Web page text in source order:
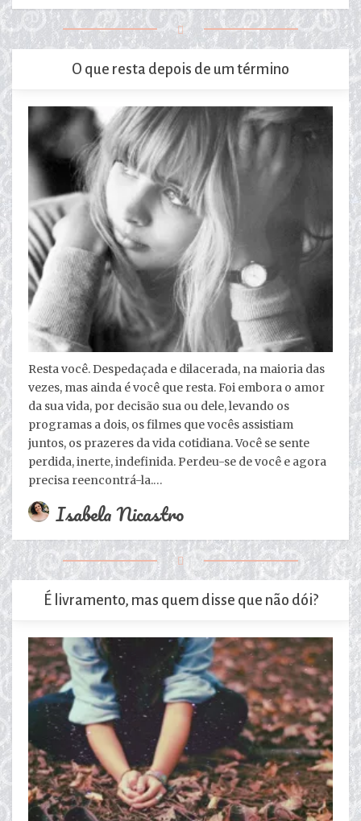
O que resta depois de um término
Resta você. Despedaçada e dilacerada, na maioria das
vezes, mas ainda é você que resta. Foi embora o amor
da sua vida, por decisão sua ou dele, levando os
programas a dois, os filmes que vocês assistiam
juntos, os prazeres da vida cotidiana. Você se sente
perdida, inerte, indefinida. Perdeu-se de você e agora
precisa reencontrá-la.…
Isabela Nicastro
É livramento, mas quem disse que não dói?